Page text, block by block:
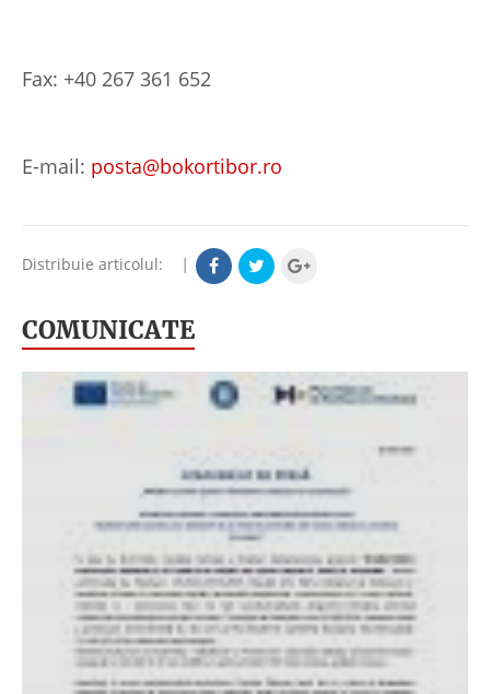
Fax: +40 267 361 652
E-mail: posta@bokortibor.ro
Distribuie articolul: |
COMUNICATE